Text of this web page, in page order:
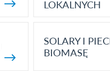
LOKALNYCH
SOLARY I
BIOMASĘ